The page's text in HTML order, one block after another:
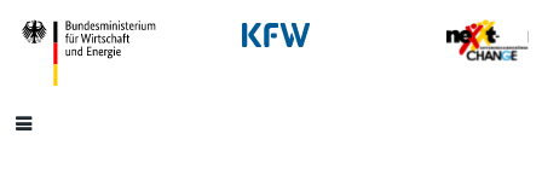
SrOnlyNavigation
Hauptmenü